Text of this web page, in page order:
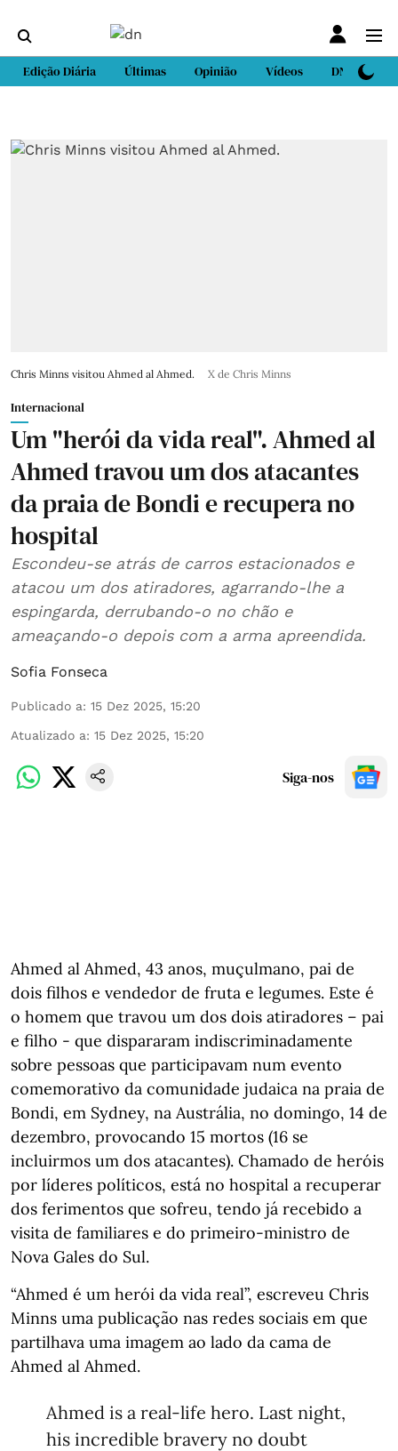
Edição Diária Últimas Opinião Vídeos DN Sport
Chris Minns visitou Ahmed al Ahmed. X de Chris Minns
Internacional
Um "herói da vida real". Ahmed al
Ahmed travou um dos atacantes
da praia de Bondi e recupera no
hospital
Escondeu-se atrás de carros estacionados e
atacou um dos atiradores, agarrando-lhe a
espingarda, derrubando-o no chão e
ameaçando-o depois com a arma apreendida.
Sofia Fonseca
Publicado a: 15 Dez 2025, 15:20
Atualizado a: 15 Dez 2025, 15:20
Siga-nos
Ahmed al Ahmed, 43 anos, muçulmano, pai de
dois filhos e vendedor de fruta e legumes. Este é
o homem que travou um dos dois atiradores – pai
e filho - que dispararam indiscriminadamente
sobre pessoas que participavam num evento
comemorativo da comunidade judaica na praia de
Bondi, em Sydney, na Austrália, no domingo, 14 de
dezembro, provocando 15 mortos (16 se
incluirmos um dos atacantes). Chamado de heróis
por líderes políticos, está no hospital a recuperar
dos ferimentos que sofreu, tendo já recebido a
visita de familiares e do primeiro-ministro de
Nova Gales do Sul.
“Ahmed é um herói da vida real”, escreveu Chris
Minns uma publicação nas redes sociais em que
partilhava uma imagem ao lado da cama de
Ahmed al Ahmed.
Ahmed is a real-life hero. Last night,
his incredible bravery no doubt